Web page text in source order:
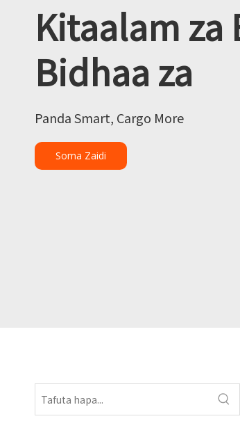
Kitaalam za
Bidhaa za
Panda Smart, Cargo More
Soma Zaidi